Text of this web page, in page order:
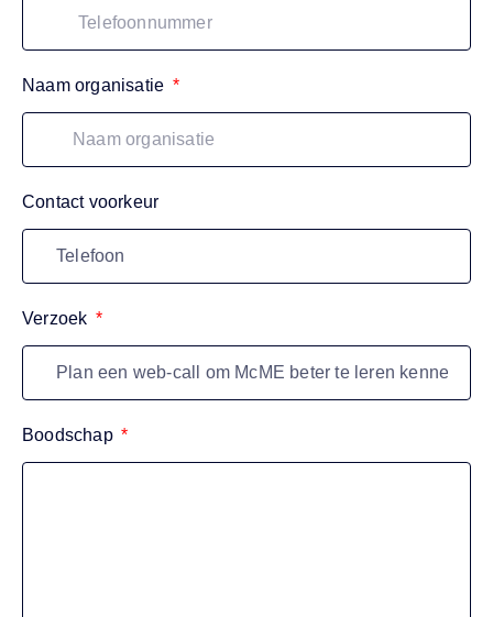
Naam organisatie
Contact voorkeur
Verzoek
Boodschap